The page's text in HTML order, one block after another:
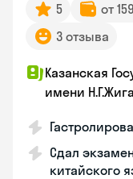
5 от
3 отзыва
Казанская
имени
Сдал
китайского